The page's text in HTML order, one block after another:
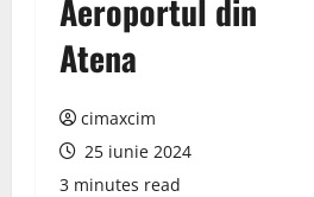
Aeroportul din
Atena
cimaxcim
25 iunie 2024
3 minutes read